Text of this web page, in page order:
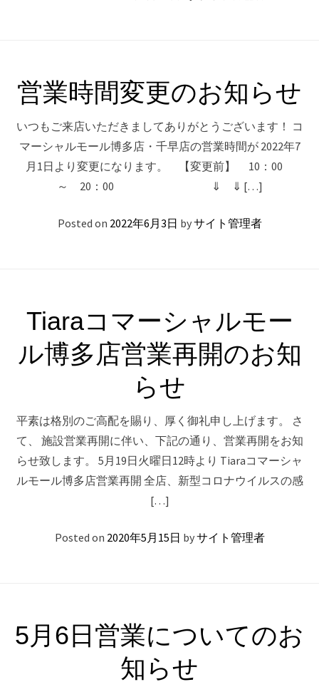
営業時間変更のお知らせ
いつもご来店いただきましてありがとうございます！ コ
マーシャルモール博多店・千早店の営業時間が 2022年7
月1日より変更になります。 【変更前】 10：00
～ 20：00 ⇓ ⇓ […]
Posted on 2022年6月3日 byサイト管理者
Tiaraコマーシャルモー
ル博多店営業再開のお知
らせ
平素は格別のご高配を賜り、厚く御礼申し上げます。 さ
て、 施設営業再開に伴い、下記の通り、営業再開をお知
らせ致します。 5月19日火曜日12時より Tiaraコマーシャ
ルモール博多店営業再開 全店、新型コロナウイルスの感
[…]
Posted on 2020年5月15日 byサイト管理者
5月6日営業についてのお
知らせ